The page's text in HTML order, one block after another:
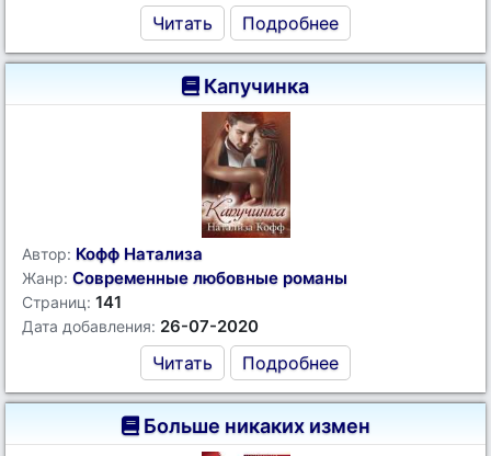
Читать Подробнее
Капучинка
Автор: Кофф Натализа
Жанр: Современные любовные романы
Страниц: 141
Дата добавления: 26-07-2020
Читать Подробнее
Больше никаких измен